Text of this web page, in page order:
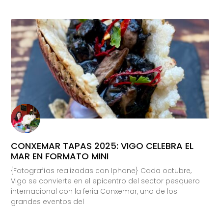
CONXEMAR TAPAS 2025: VIGO CELEBRA EL
MAR EN FORMATO MINI
{Fotografías realizadas con Iphone} Cada octubre,
Vigo se convierte en el epicentro del sector pesquero
internacional con la feria Conxemar, uno de los
grandes eventos del